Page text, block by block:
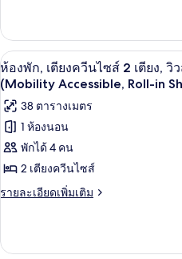
Shower)
in
Shower)
ไซส์
2
เตียง,
ชั้น
บน
(Mobility
Accessible,
Roll-
in
เกี่ยว
กับ
ห้อง
พัก,
เตียง
ควีน
ไซส์
2
เตียง,
ชั้น
(Mobility
Shower)
เปิด
ภาพถ่าย
ทั้งหมด
ของ
ห้อง
พัก,
เตียง
ไซส์
3
ห้องพัก, เตียงควีนไซส์ 2 เตียง,
(Mobility Accessible, Roll-in
38 ตารางเมตร
1 ห้องนอน
พักได้ 4 คน
2 เตียงควีนไซส์
รายละเอียดเพิ่มเติม
ราย
เกี่ยว